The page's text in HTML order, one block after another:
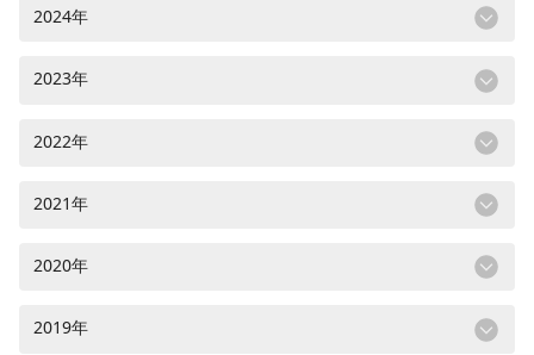
2024年
2023年
2022年
2021年
2020年
2019年